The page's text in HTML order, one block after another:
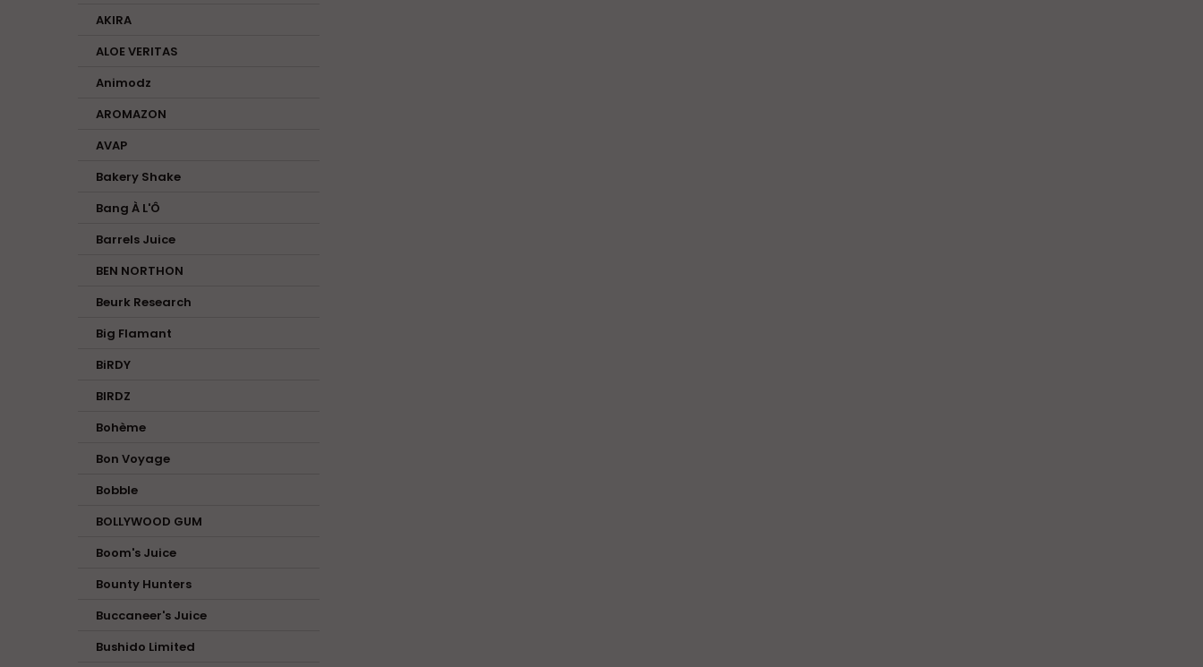
AKIRA
ALOE VERITAS
Animodz
AROMAZON
AVAP
Bakery Shake
Bang À L'Ô
Barrels Juice
BEN NORTHON
Beurk Research
Big Flamant
BiRDY
BIRDZ
Bohème
Bon Voyage
Bobble
BOLLYWOOD GUM
Boom's Juice
Bounty Hunters
Buccaneer's Juice
Bushido Limited